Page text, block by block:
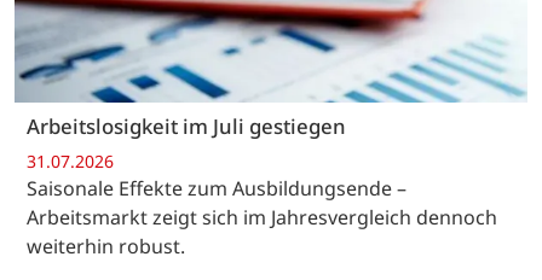
Arbeitslosigkeit im Juli gestiegen
31.07.2026
Saisonale Effekte zum Ausbildungsende –
Arbeitsmarkt zeigt sich im Jahresvergleich dennoch
weiterhin robust.